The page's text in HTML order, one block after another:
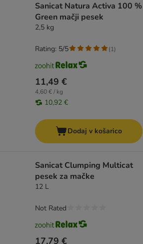
Sanicat Natura Activa 100 %
Green mačji pesek
2,5 kg
11,49 €
4,60 € / kg
10,92 €
Rating: 5/5 (1)
Dodaj v košarico
Sanicat Clumping Multicat
pesek za mačke
12 L
17,79 €
Not Rated